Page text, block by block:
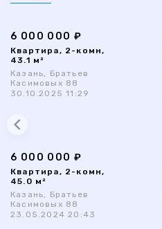
6 000 000 ₽
Квартира, 2-комн,
43.1 м²
Казань, Братьев
Касимовых 88
30.10.2025 11:29
6 000 000 ₽
Квартира, 2-комн,
45.0 м²
Казань, Братьев
Касимовых 88
23.05.2024 20:43